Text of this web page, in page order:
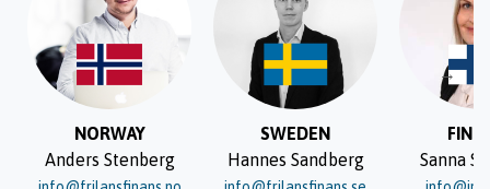
NORWAY
Anders Stenberg
SWEDEN
Hannes Sandberg
Sanna
→